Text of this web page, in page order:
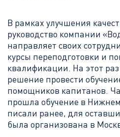
В рамках улучшения
руководство компании
направляет своих
курсы переподготовки и
квалификации. На этот
решение провести
помощников капитанов.
прошла обучение в
писали ранее, для
была организована в